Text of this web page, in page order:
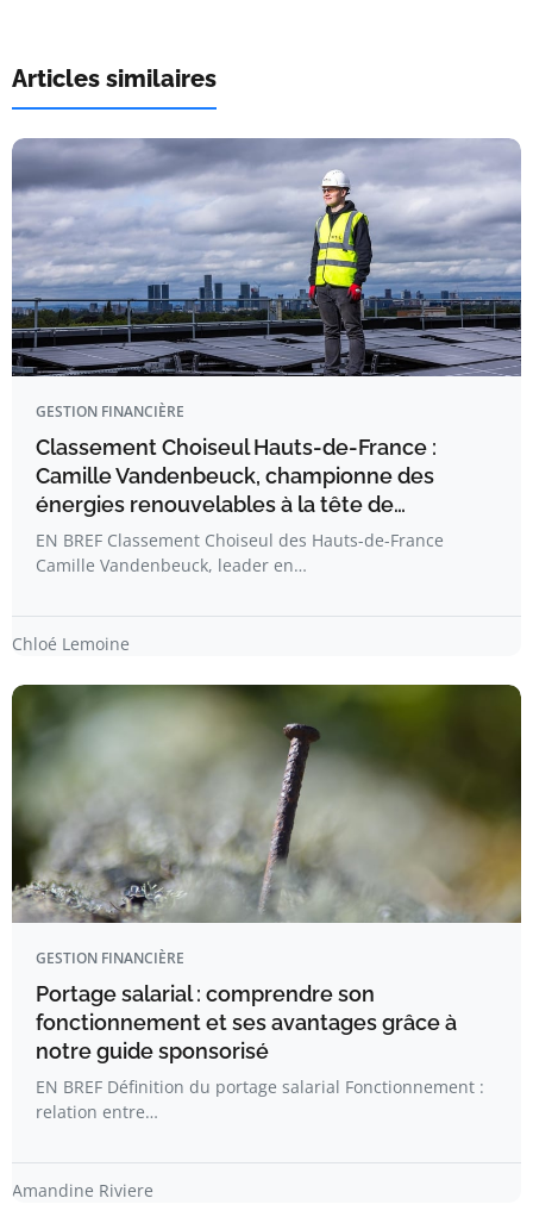
Articles similaires
GESTION FINANCIÈRE
Classement Choiseul Hauts-de-France :
Camille Vandenbeuck, championne des
énergies renouvelables à la tête de…
EN BREF Classement Choiseul des Hauts-de-France
Camille Vandenbeuck, leader en…
Chloé Lemoine
GESTION FINANCIÈRE
Portage salarial : comprendre son
fonctionnement et ses avantages grâce à
notre guide sponsorisé
EN BREF Définition du portage salarial Fonctionnement :
relation entre…
Amandine Riviere